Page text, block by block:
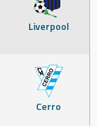
Liverpool
Cerro